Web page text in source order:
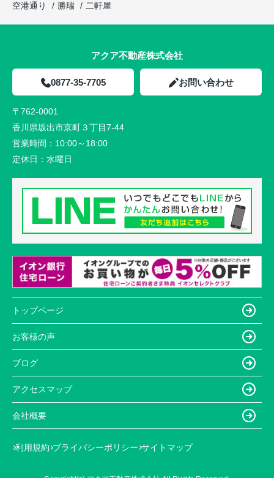
空港通り
勝瑞 二軒屋
アクア不動産株式会社
0877-35-7705 お問い合わせ
〒762-0001
香川県坂出市京町３丁目7-44
営業時間： 10:00～18:00
定休日： 水曜日
トップページ
お客様の声
ブログ
アクセスマップ
会社概要
利用規約 プライバシーポリシー サイトマップ